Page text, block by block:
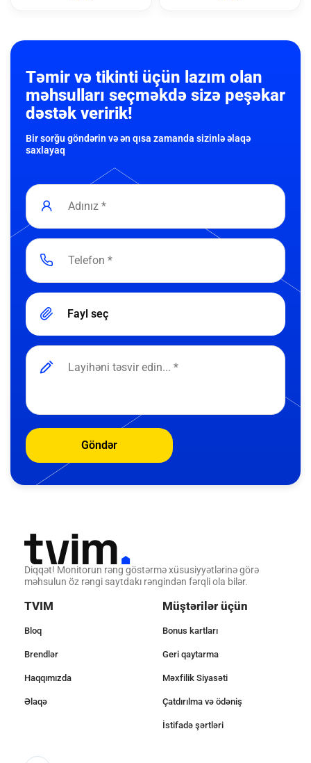
Təmir və tikinti üçün lazım olan
məhsulları seçməkdə sizə peşəkar
dəstək veririk!
Bir sorğu göndərin və ən qısa zamanda sizinlə əlaqə
saxlayaq
Fayl seç
Göndər
Diqqət! Monitorun rəng göstərmə xüsusiyyətlərinə görə
məhsulun öz rəngi saytdakı rəngindən fərqli ola bilər.
TVIM
Bloq
Brendlər
Haqqımızda
Əlaqə
Müştərilər üçün
Bonus kartları
Geri qaytarma
Məxfilik Siyasəti
Çatdırılma və ödəniş
İstifadə şərtləri